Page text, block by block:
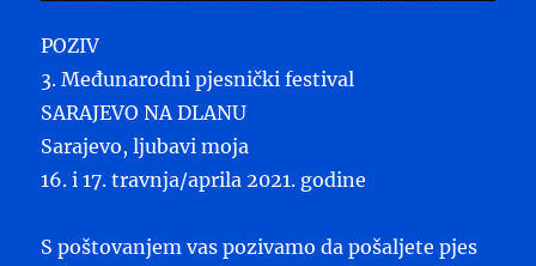
POZIV
3. Međunarodni pjesnički festival
SARAJEVO NA DLANU
Sarajevo, ljubavi moja
16. i 17. travnja/aprila 2021. godine
S poštovanjem vas pozivamo da pošaljete pjes